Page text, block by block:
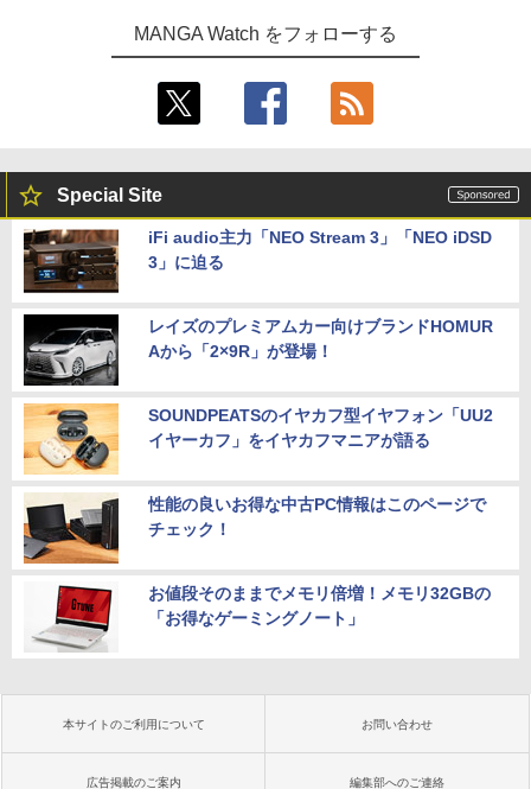
MANGA Watch をフォローする
Special Site
iFi audio主力「NEO Stream 3」「NEO iDSD
3」に迫る
レイズのプレミアムカー向けブランドHOMUR
Aから「2×9R」が登場！
SOUNDPEATSのイヤカフ型イヤフォン「UU2
イヤーカフ」をイヤカフマニアが語る
性能の良いお得な中古PC情報はこのページで
チェック！
お値段そのままでメモリ倍増！メモリ32GBの
「お得なゲーミングノート」
本サイトのご利用について お問い合わせ
広告掲載のご案内 編集部へのご連絡